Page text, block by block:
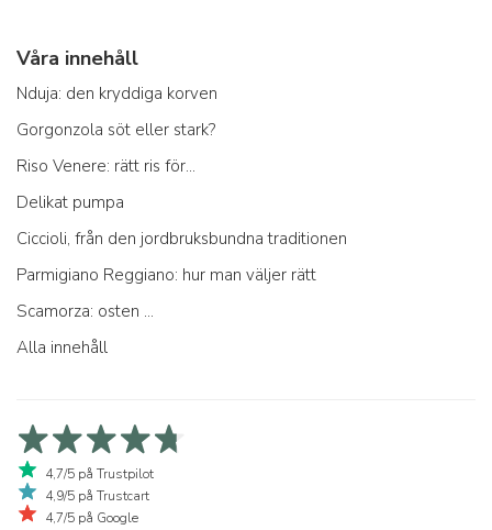
Våra innehåll
Nduja: den kryddiga korven
Gorgonzola söt eller stark?
Riso Venere: rätt ris för...
Delikat pumpa
Ciccioli, från den jordbruksbundna traditionen
Parmigiano Reggiano: hur man väljer rätt
Scamorza: osten ...
Alla innehåll
4,7/5 på Trustpilot
4,9/5 på Trustcart
4,7/5 på Google